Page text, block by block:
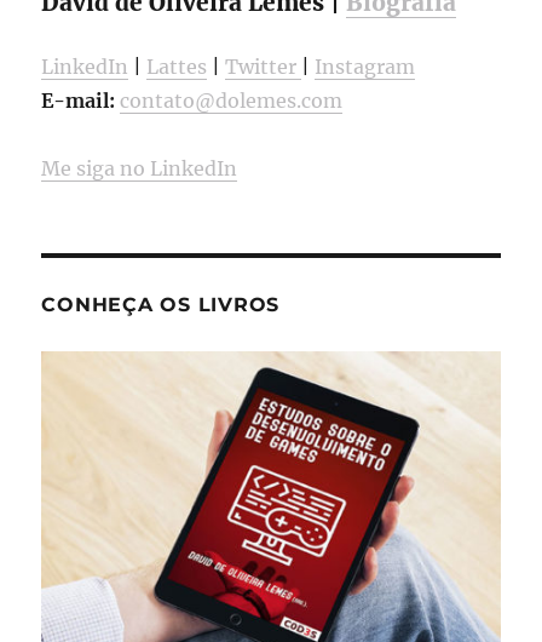
LinkedIn Lattes |Twitter
Instagram
E-mail: contato@dolemes.com
Me siga no LinkedIn
CONHEÇA OS LIVROS